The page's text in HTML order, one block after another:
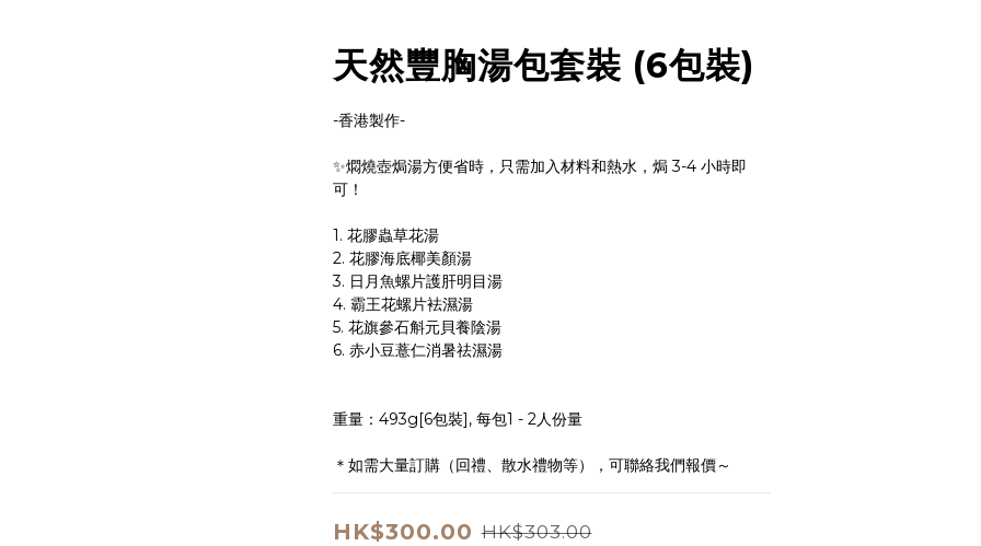
天然豐胸湯包套裝 (6包裝)
-香港製作-
✨燜燒壺焗湯方便省時，只需加入材料和熱水，焗 3-4 小時即
可！
1. 花膠蟲草花湯
2. 花膠海底椰美顏湯
3. 日月魚螺片護肝明目湯
4. 霸王花螺片袪濕湯
5. 花旗參石斛元貝養陰湯
6. 赤小豆薏仁消暑祛濕湯
重量：493g[6包裝], 每包1 - 2人份量
＊如需大量訂購（回禮、散水禮物等），可聯絡我們報價～
HK$300.00 HK$303.00